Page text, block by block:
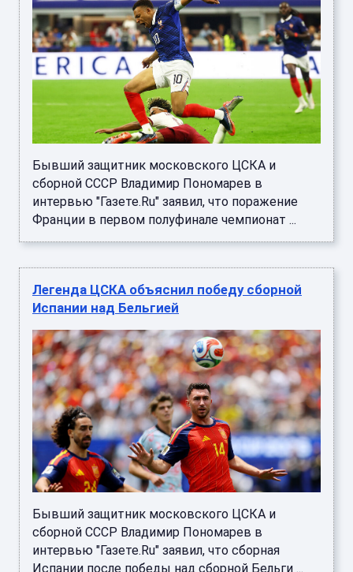
Бывший защитник московского ЦСКА и
сборной СССР Владимир Пономарев в
интервью "Газете.Ru" заявил, что поражение
Франции в первом полуфинале чемпионат ...
Легенда ЦСКА объяснил победу сборной
Испании над Бельгией
Бывший защитник московского ЦСКА и
сборной СССР Владимир Пономарев в
интервью "Газете.Ru" заявил, что сборная
Испании после победы над сборной Бельги ...